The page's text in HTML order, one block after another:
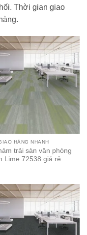
Thời gian giao
HÀNG NHANH
trải sàn văn phòng
Lime 72538 giá rẻ